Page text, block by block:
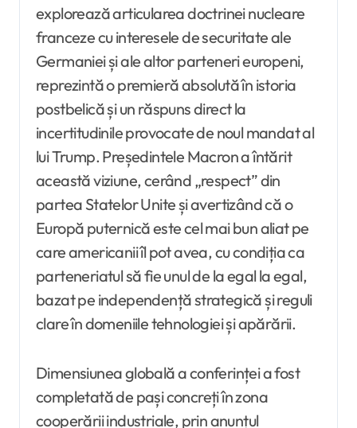
explorează articularea doctrinei nucleare
franceze cu interesele de securitate ale
Germaniei și ale altor parteneri europeni,
reprezintă o premieră absolută în istoria
postbelică și un răspuns direct la
incertitudinile provocate de noul mandat al
lui Trump. Președintele Macron a întărit
această viziune, cerând „respect” din
partea Statelor Unite și avertizând că o
Europă puternică este cel mai bun aliat pe
care americanii îl pot avea, cu condiția ca
parteneriatul să fie unul de la egal la egal,
bazat pe independență strategică și reguli
clare în domeniile tehnologiei și apărării.
Dimensiunea globală a conferinței a fost
completată de pași concreți în zona
cooperării industriale, prin anunțul